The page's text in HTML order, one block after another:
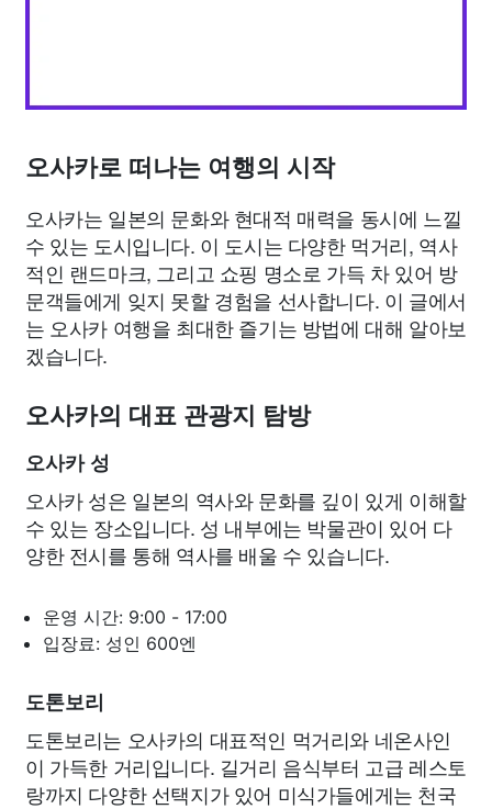
오사카로 떠나는 여행의 시작
오사카는 일본의 문화와 현대적 매력을 동시에 느낄
수 있는 도시입니다. 이 도시는 다양한 먹거리, 역사
적인 랜드마크, 그리고 쇼핑 명소로 가득 차 있어 방
문객들에게 잊지 못할 경험을 선사합니다. 이 글에서
는 오사카 여행을 최대한 즐기는 방법에 대해 알아보
겠습니다.
오사카의 대표 관광지 탐방
오사카 성
오사카 성은 일본의 역사와 문화를 깊이 있게 이해할
수 있는 장소입니다. 성 내부에는 박물관이 있어 다
양한 전시를 통해 역사를 배울 수 있습니다.
운영 시간: 9:00 - 17:00
입장료: 성인 600엔
도톤보리
도톤보리는 오사카의 대표적인 먹거리와 네온사인
이 가득한 거리입니다. 길거리 음식부터 고급 레스토
랑까지 다양한 선택지가 있어 미식가들에게는 천국